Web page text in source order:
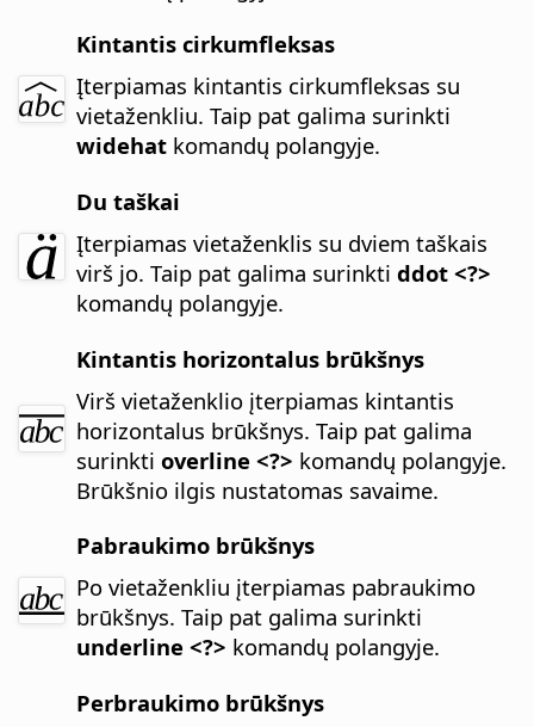
Kintantis cirkumfleksas
Įterpiamas kintantis cirkumfleksas su
vietaženkliu. Taip pat galima surinkti
widehat komandų polangyje.
Du taškai
Įterpiamas vietaženklis su dviem taškais
virš jo. Taip pat galima surinktiddot <?>
komandų polangyje.
Kintantis horizontalus brūkšnys
Virš vietaženklio įterpiamas kintantis
horizontalus brūkšnys. Taip pat galima
surinktioverline <?> komandų polangyje.
Brūkšnio ilgis nustatomas savaime.
Pabraukimo brūkšnys
Po vietaženkliu įterpiamas pabraukimo
brūkšnys. Taip pat galima surinkti
underline <?> komandų polangyje.
Perbraukimo brūkšnys